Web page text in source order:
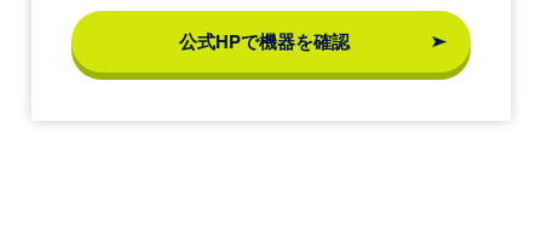
公式HPで機器を確認